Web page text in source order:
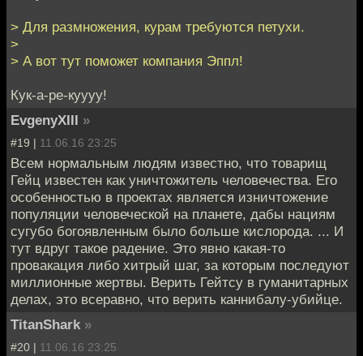
> Для размножения, курам требуются петухи.
>
> А вот тут поможет компания Эппл!
Кук-а-ре-куууу!
EvgenyXIII »
#19 | 11.06.16 23:25
Всем нормальным людям известно, что товарищ
Гейц известен как уничтожитель человечества. Его
особенностью в проектах является изничтожение
популяции человеческой на планете, дабы нациям
сугубо богоявленным было больше кислорода. ... И
тут вдруг такое радение. Это явно какая-то
провакация либо хитрый шаг, за которым последуют
миллионные жертвы. Верить Гейтсу в гуманитарных
делах, это всеравно, что верить каннибалу-убийце.
TitanShark »
#20 | 11.06.16 23:25